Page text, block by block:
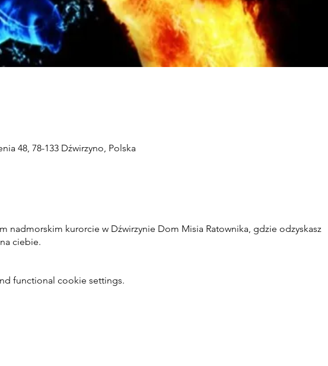
48, 78-133 Dźwirzyno, Polska
nadmorskim kurorcie w Dźwirzynie Dom Misia Ratownika, gdzie odzyskasz
ciebie.
functional cookie settings.